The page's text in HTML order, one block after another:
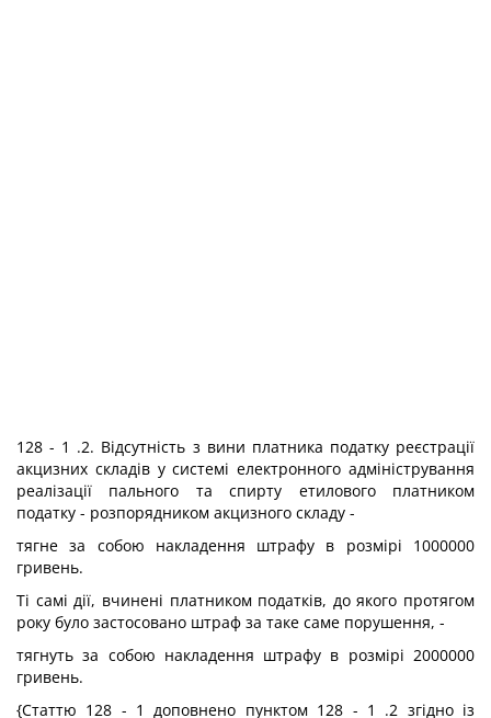
128 - 1 .2. Відсутність з вини платника податку реєстрації
акцизних складів у системі електронного адміністрування
реалізації пального та спирту етилового платником
податку - розпорядником акцизного складу -
тягне за собою накладення штрафу в розмірі 1000000
гривень.
Ті самі дії, вчинені платником податків, до якого протягом
року було застосовано штраф за таке саме порушення, -
тягнуть за собою накладення штрафу в розмірі 2000000
гривень.
{Статтю 128 - 1 доповнено пунктом 128 - 1 .2 згідно із